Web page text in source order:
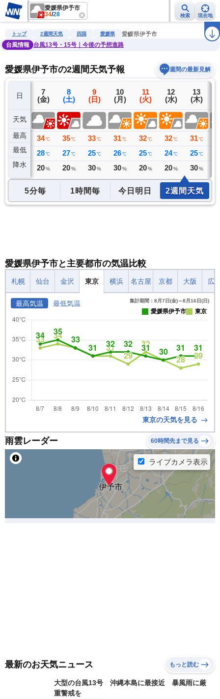
愛媛県伊予市
34/28 検索 現在地
雨雲レーダー 台風情報 地震情報 警報・注意報 ラ
トップ 2週間天気 四国 愛媛県
愛媛県伊予市
台風情報
台風13号・15号｜今後の予想進路
愛媛県伊予市の2週間天気予報 週間の最新見解
日
天気
最高
最低
降水
6
(木)
36 ℃
26 ℃
0 ミリ
7
(金)
34 ℃
28 ℃
20 %
8
(土)
35 ℃
27 ℃
20 %
9
(日)
33 ℃
25 ℃
30 %
10
(月)
31 ℃
26 ℃
30 %
11
(火)
32 ℃
25 ℃
20 %
12
(水)
32 ℃
24 ℃
20 %
13
(木)
31 ℃
25 ℃
30 %
5分毎 1時間毎 今日明日 2週間天気
愛媛県伊予市と主要都市の気温比較
札幌 仙台 金沢 東京 横浜 名古屋 京都 大阪 広
最高気温 最低気温 集計期間：8月7日(金)～8月16日(日)
愛媛県伊予市 東京
東京の天気を見る
雨雲レーダー 60時間先まで見る
最新のお天気ニュース もっと読む
大型の台風13号 沖縄本島に最接近 暴風雨に厳
重警戒を